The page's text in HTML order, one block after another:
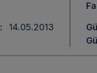
14.05.2013